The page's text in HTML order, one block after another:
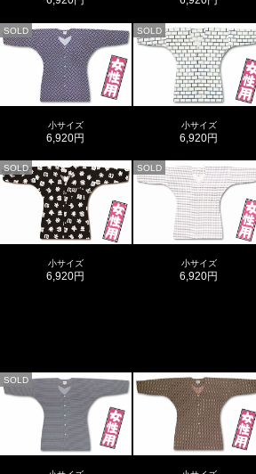
SOLD
小サイズ
6,920円
SOLD
小サイズ
6,920円
SOLD
小サイズ
6,920円
SOLD
小サイズ
6,920円
SOLD